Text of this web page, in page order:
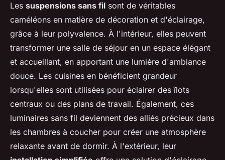
Les suspensions sans fil sont de véritables
caméléons en matière de décoration et d'éclairage,
grâce à leur polyvalence. À l'intérieur, elles peuvent
transformer une salle de séjour en un espace élégant
et accueillant, en apportant une lumière d'ambiance
douce. Les cuisines en bénéficient grandeur
lorsqu'elles sont utilisées pour éclairer des îlots
centraux ou des plans de travail. Également, ces
luminaires sans fil deviennent des alliés précieux dans
les chambres à coucher pour créer une atmosphère
relaxante avant de dormir. À l'extérieur, leur